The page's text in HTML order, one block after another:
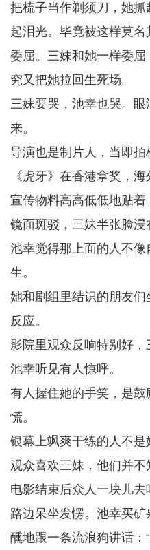
把梳子当作剃须刀，她
起泪光。毕竟被这样莫
委屈。三妹和她一样委
究又把她拉回生死场。
三妹要哭，池幸也哭。
来。
导演也是制片人，当即拍
《虎牙》在香港拿奖，
宣传物料高高低低地贴着
镜面斑驳，三妹半张脸浸
池幸觉得那上面的人不
生。
她和剧组里结识的朋友
反应。
影院里观众反响特别好，
池幸听见有人惊呼。
有人握住她的手笑，是
慌。
银幕上飒爽干练的人不是
观众喜欢三妹，他们并不
电影结束后众人一块儿
路边呆坐发愣。池幸买
醺地跟一条流浪狗讲话